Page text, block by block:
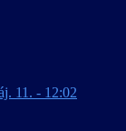
11. - 12:02